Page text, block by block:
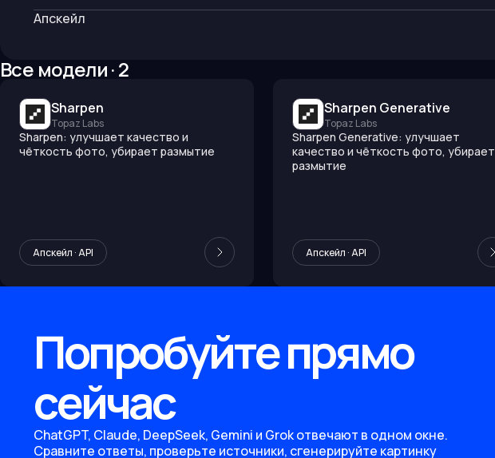
Апскейл
Все модели ·2
Sharpen
Topaz Labs
Sharpen: улучшает качество и
чёткость фото, убирает размытие
Апскейл · API
Sharpen Generative
Topaz Labs
Sharpen Generative: улучшает
качество и чёткость фото, убирает
размытие
Апскейл · API
Попробуйте прямо
сейчас
ChatGPT, Claude, DeepSeek, Gemini и Grok отвечают в одном окне.
Сравните ответы, проверьте источники, сгенерируйте картинку